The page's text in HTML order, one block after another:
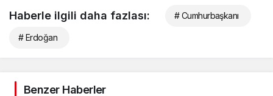
Haberle ilgili daha fazlası: # Cumhurbaşkanı
# Erdoğan
Benzer Haberler